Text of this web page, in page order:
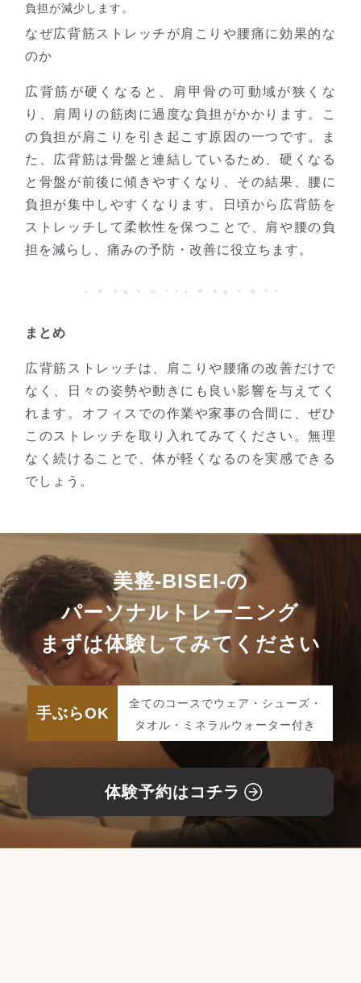
負担が減少します。
なぜ広背筋ストレッチが肩こりや腰痛に効果的な
のか
広背筋が硬くなると、肩甲骨の可動域が狭くな
り、肩周りの筋肉に過度な負担がかかります。こ
の負担が肩こりを引き起こす原因の一つです。ま
た、広背筋は骨盤と連結しているため、硬くなる
と骨盤が前後に傾きやすくなり、その結果、腰に
負担が集中しやすくなります。日頃から広背筋を
ストレッチして柔軟性を保つことで、肩や腰の負
担を減らし、痛みの予防・改善に役立ちます。
まとめ
広背筋ストレッチは、肩こりや腰痛の改善だけで
なく、日々の姿勢や動きにも良い影響を与えてく
れます。オフィスでの作業や家事の合間に、ぜひ
このストレッチを取り入れてみてください。無理
なく続けることで、体が軽くなるのを実感できる
でしょう。
美整-BISEI-の
パーソナルトレーニング
まずは体験してみてください
手ぶらOK
全てのコースでウェア・シューズ・
タオル・ミネラルウォーター付き
体験予約はコチラ